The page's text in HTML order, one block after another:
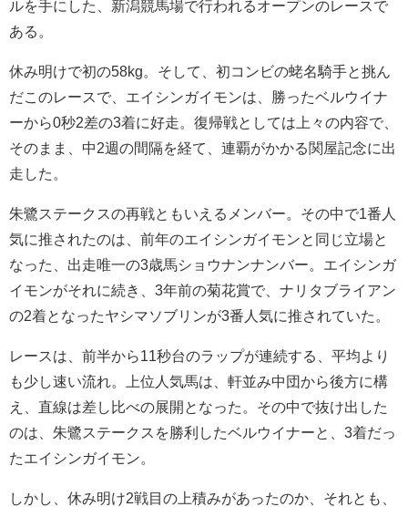
ルを手にした、新潟競馬場で行われるオープンのレースで
ある。
休み明けで初の58kg。そして、初コンビの蛯名騎手と挑ん
だこのレースで、エイシンガイモンは、勝ったベルウイナ
ーから0秒2差の3着に好走。復帰戦としては上々の内容で、
そのまま、中2週の間隔を経て、連覇がかかる関屋記念に出
走した。
朱鷺ステークスの再戦ともいえるメンバー。その中で1番人
気に推されたのは、前年のエイシンガイモンと同じ立場と
なった、出走唯一の3歳馬ショウナンナンバー。エイシンガ
イモンがそれに続き、3年前の菊花賞で、ナリタブライアン
の2着となったヤシマソブリンが3番人気に推されていた。
レースは、前半から11秒台のラップが連続する、平均より
も少し速い流れ。上位人気馬は、軒並み中団から後方に構
え、直線は差し比べの展開となった。その中で抜け出した
のは、朱鷺ステークスを勝利したベルウイナーと、3着だっ
たエイシンガイモン。
しかし、休み明け2戦目の上積みがあったのか、それとも、